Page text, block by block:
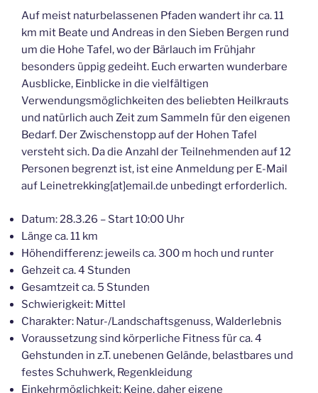
Auf meist naturbelassenen Pfaden wandert ihr ca. 11
km mit Beate und Andreas in den Sieben Bergen rund
um die Hohe Tafel, wo der Bärlauch im Frühjahr
besonders üppig gedeiht. Euch erwarten wunderbare
Ausblicke, Einblicke in die vielfältigen
Verwendungsmöglichkeiten des beliebten Heilkrauts
und natürlich auch Zeit zum Sammeln für den eigenen
Bedarf. Der Zwischenstopp auf der Hohen Tafel
versteht sich. Da die Anzahl der Teilnehmenden auf 12
Personen begrenzt ist, ist eine Anmeldung per E-Mail
auf Leinetrekking[at]email.de unbedingt erforderlich.
Datum: 28.3.26 – Start 10:00 Uhr
Länge ca. 11 km
Höhendifferenz: jeweils ca. 300 m hoch und runter
Gehzeit ca. 4 Stunden
Gesamtzeit ca. 5 Stunden
Schwierigkeit: Mittel
Charakter: Natur-/Landschaftsgenuss, Walderlebnis
Voraussetzung sind körperliche Fitness für ca. 4
Gehstunden in z.T. unebenen Gelände, belastbares und
festes Schuhwerk, Regenkleidung
Einkehrmöglichkeit: Keine, daher eigene